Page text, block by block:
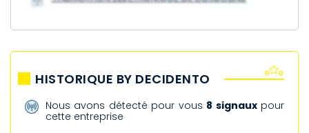
HISTORIQUE BY DECIDENTO
Nous avons détecté pour vous 8 signauxpour
cette entreprise